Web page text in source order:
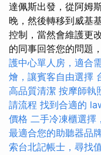
達佩斯出發，從阿姆
晚，然後轉移到威基
控制，當然會維護更
的同事回答您的問題
護中心單人房，適合
燴，讓賓客自由選擇
高品質清潔 按摩師執
請流程 找到合適的
價格 二手冷凍櫃選擇
最適合您的助聽器品
索台北記帳士，尋找